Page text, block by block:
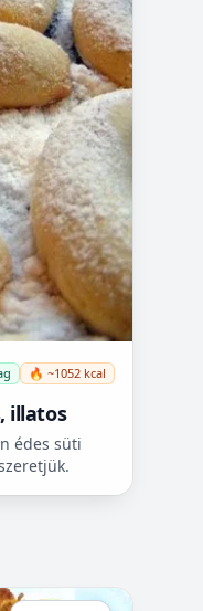
🔥 ~1052 kcal
illatos
édes süti